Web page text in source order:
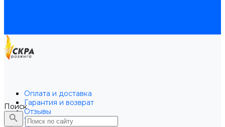
Оплата и доставка
Гарантия и возврат
Отзывы
Услуги
Поиск